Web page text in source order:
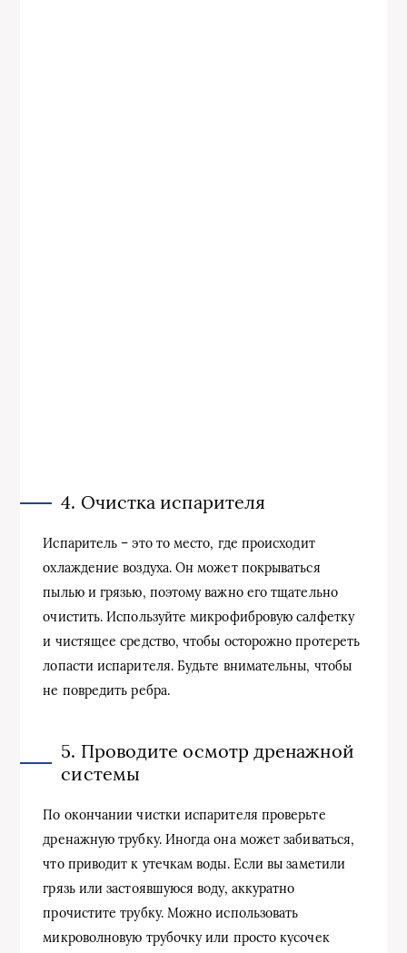
4. Очистка испарителя
Испаритель – это то место, где происходит
охлаждение воздуха. Он может покрываться
пылью и грязью, поэтому важно его тщательно
очистить. Используйте микрофибровую салфетку
и чистящее средство, чтобы осторожно протереть
лопасти испарителя. Будьте внимательны, чтобы
не повредить ребра.
5. Проводите осмотр дренажной
системы
По окончании чистки испарителя проверьте
дренажную трубку. Иногда она может забиваться,
что приводит к утечкам воды. Если вы заметили
грязь или застоявшуюся воду, аккуратно
прочистите трубку. Можно использовать
микроволновую трубочку или просто кусочек